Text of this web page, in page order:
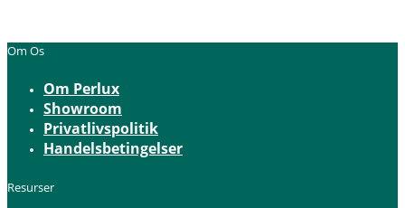
Om Os
Om Perlux
Showroom
Privatlivspolitik
Handelsbetingelser
Resurser